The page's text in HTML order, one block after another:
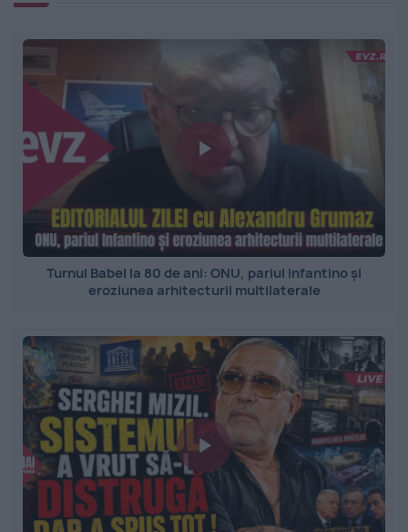
Turnul Babel la 80 de ani: ONU, pariul Infantino și
eroziunea arhitecturii multilaterale